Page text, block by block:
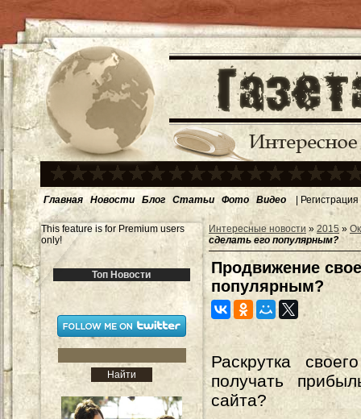
Главная Новости Блог Статьи Фото Видео | Регистрация
This feature is for Premium users
only!
Топ Новости
Интересные новости » 2015 »
сделать его популярным?
Продвижение
популярным?
Раскрутка
получать
сайта?